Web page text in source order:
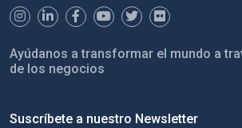
Ayúdanos a transformar el mundo a
de los negocios
Suscríbete a nuestro Newsletter